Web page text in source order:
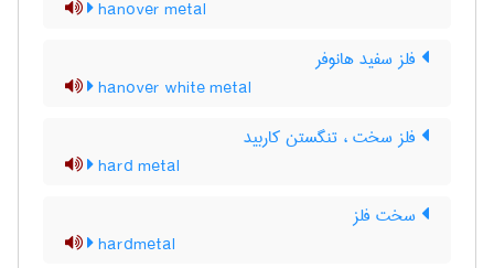
hanover metal
فلز سفید هانوفر
hanover white metal
فلز سخت ، تنگستن کاربید
hard metal
سخت فلز
hardmetal